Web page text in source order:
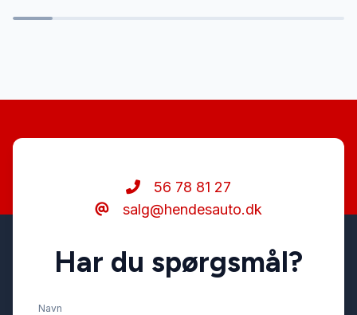
56 78 81 27
salg@hendesauto.dk
Har du spørgsmål?
Navn